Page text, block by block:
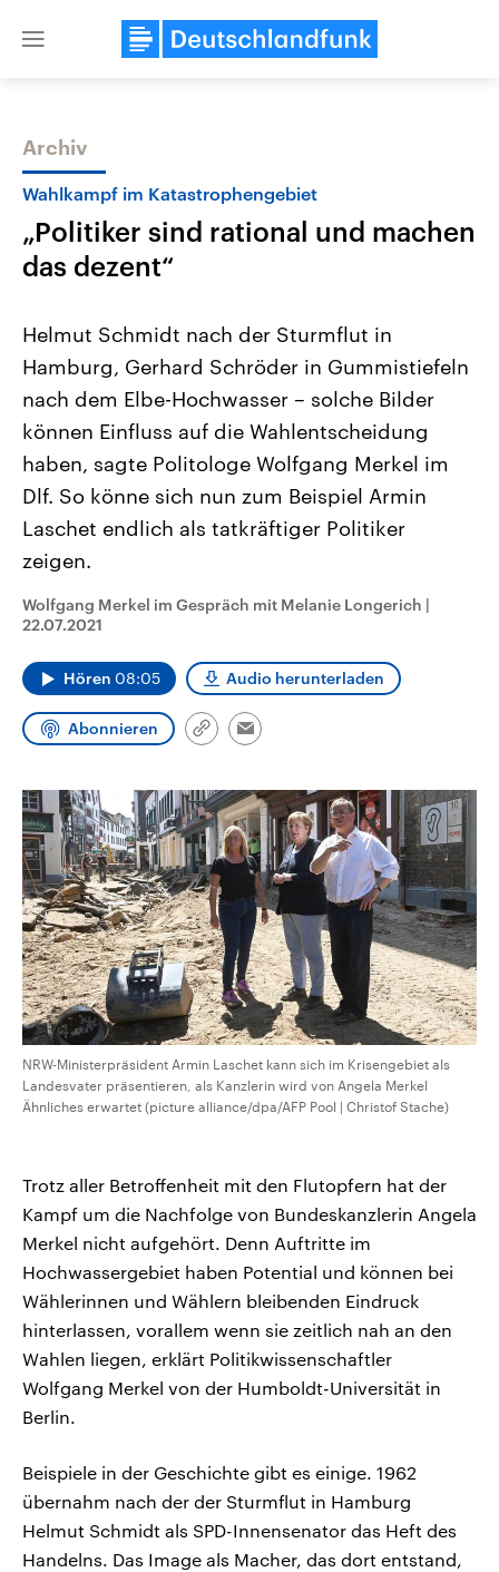
Close
Themen
Landtagswahl Sachsen-Anhalt
2026
Alle Informationen
Sachsen-Anhalt wählt am 6.
September 2026 einen neuen
Landtag. Seit 2021 wird das
Bundesland von einer Koalition aus
Umfragen, Prognosen,
und Hintergründe zu den Parteien
Wahl.
Aktuelle Beiträge,
Hintergründe
Wirtschaftlich und
gehören die Vereinigten
den mächtigsten Ländern
mit großem Einfluss auf
aktuelle Weltgeschehen.
Sendungen
Audio-Archiv
Archiv
Wahlkampf im Katastrophengebiet
„Politiker sind rational und machen
das dezent“
Helmut Schmidt nach der Sturmflut in
Hamburg, Gerhard Schröder in Gummistiefeln
nach dem Elbe-Hochwasser – solche Bilder
können Einfluss auf die Wahlentscheidung
haben, sagte Politologe Wolfgang Merkel im
Dlf. So könne sich nun zum Beispiel Armin
Laschet endlich als tatkräftiger Politiker
zeigen.
Wolfgang Merkel im Gespräch mit Melanie Longerich |
22.07.2021
Hören 08:05 Audio herunterladen
Abonnieren
Link
Email
NRW-Ministerpräsident Armin Laschet kann sich im Krisengebiet als
Landesvater präsentieren, als Kanzlerin wird von Angela Merkel
Ähnliches erwartet (picture alliance/dpa/AFP Pool | Christof Stache)
Trotz aller Betroffenheit mit den Flutopfern hat der
Kampf um die Nachfolge von Bundeskanzlerin Angela
Merkel nicht aufgehört. Denn Auftritte im
Hochwassergebiet haben Potential und können bei
Wählerinnen und Wählern bleibenden Eindruck
hinterlassen, vorallem wenn sie zeitlich nah an den
Wahlen liegen, erklärt Politikwissenschaftler
Wolfgang Merkel von der Humboldt-Universität in
Berlin.
Beispiele in der Geschichte gibt es einige. 1962
übernahm nach der der Sturmflut in Hamburg
Helmut Schmidt als SPD-Innensenator das Heft des
Handelns. Das Image als Macher, das dort entstand,